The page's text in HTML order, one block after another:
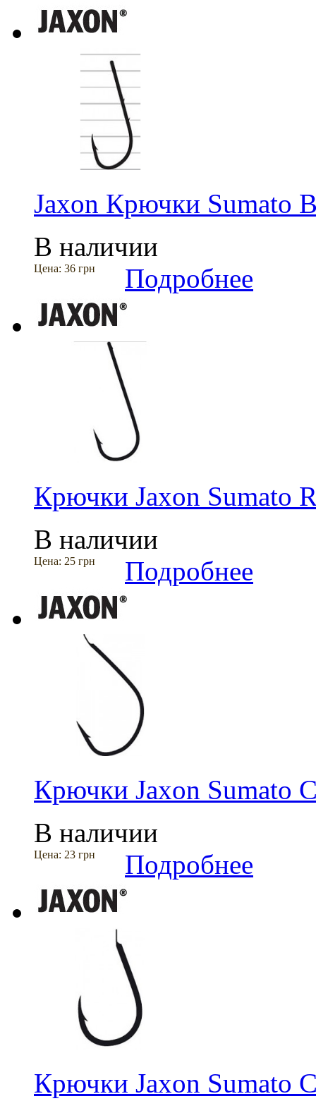
Jaxon Крючки Sumato
В наличии
Цена: 36 грн Подробнее
Крючки Jaxon Sumato
В наличии
Цена: 25 грн Подробнее
Крючки Jaxon Sumato
В наличии
Цена: 23 грн Подробнее
Крючки Jaxon Sumato